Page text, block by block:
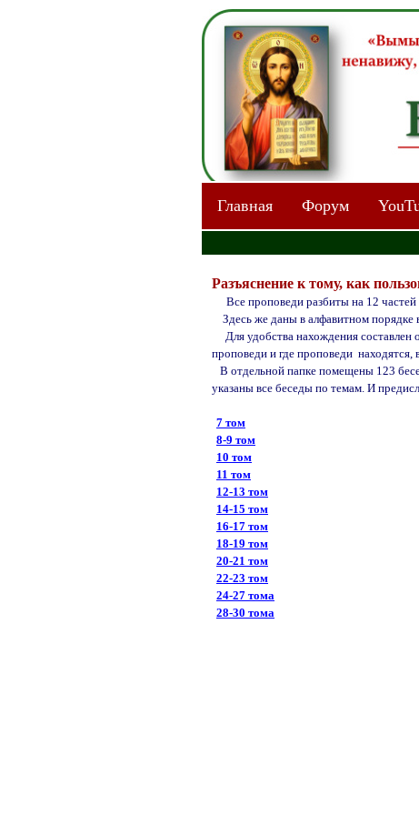
Главная Форум
Разъяснение к тому, как
Все проповеди разбиты на 12
Здесь же даны в алфавитном
Для удобства нахождения
проповеди и где проповеди находятся,
В отдельной папке помещены 123
указаны все беседы по темам. И
7 том
8-9 том
10 том
11 том
12-13 том
14-15 том
16-17 том
18-19 том
20-21 том
22-23 том
24-27 тома
28-30 тома